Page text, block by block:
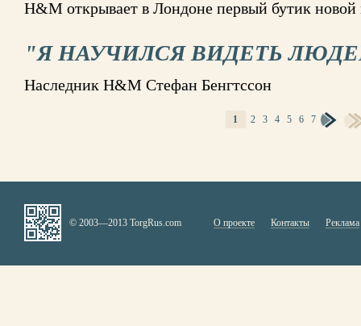
H&M открывает в Лондоне первый бутик
"Я НАУЧИЛСЯ ВИДЕТЬ
Наследник H&M Стефан Бенгтссон
1 2 3 4 5 6 7
© 2003—2013 TorgRus.com О проекте Контакты Реклама